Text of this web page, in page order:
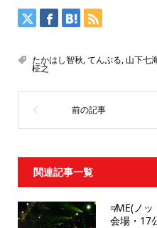
たかはし智秋,てんぷる, 山下七
柾之
関連記事一覧
≠ME(ノッ
会場・17